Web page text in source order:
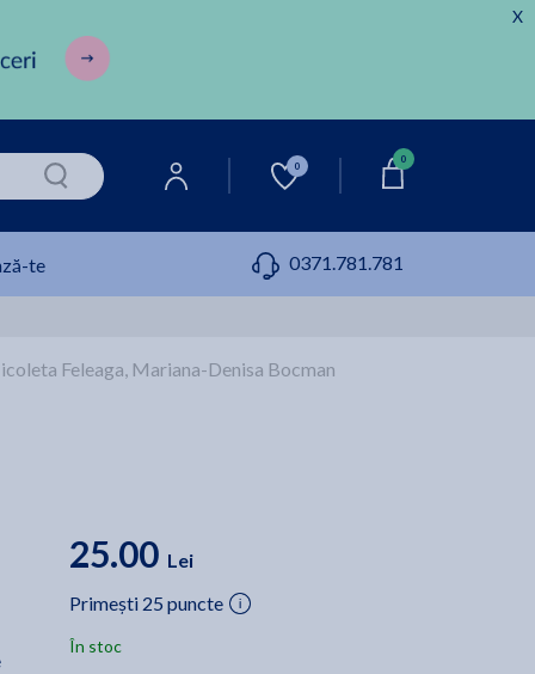
X
0
0
te 0371.781.781
Feleaga, Mariana-Denisa Bocman
25.00 Lei
Primești 25 puncte
În stoc